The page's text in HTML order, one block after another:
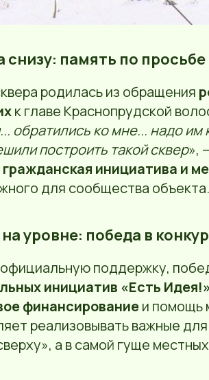
снизу: память по
родилась из обращения
к главе Краснопрудской
обратились ко мне... надо им
построить такой сквер»,
гражданская инициатива и
для сообщества объекта.
уровне: победа в
поддержку,
инициатив «Есть Идея!»
финансированиеи помощь
реализовывать важные
а в самой гуще